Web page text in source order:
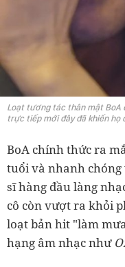
Loạt tương tác thân mật BoA
trực tiếp mới đây đã khiến họ
BoA chính thức ra
tuổi và nhanh
sĩ hàng đầu làng
cô còn vượt ra khỏi
loạt bản hit "làm
hạng âm nhạc như